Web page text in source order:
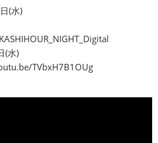
(水)
(水)
TVbxH7B1OUg